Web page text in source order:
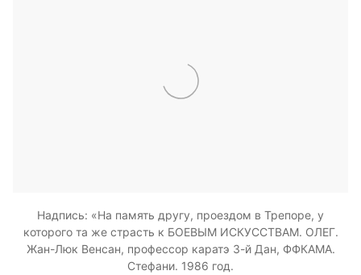
Надпись: «На память другу, проездом в Трепоре, у
которого та же страсть к БОЕВЫМ ИСКУССТВАМ. ОЛЕГ.
Жан-Люк Венсан, профессор каратэ 3-й Дан, ФФКАМА.
Стефани. 1986 год.